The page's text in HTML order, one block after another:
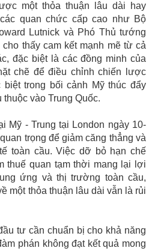
một thỏa thuận lâu dài hay
quan chức cấp cao như Bộ
Lutnick và Phó Thủ tướng
thấy cam kết mạnh mẽ từ cả
đặc biệt là các đồng minh của
chẽ để điều chỉnh chiến lược
trong bối cảnh Mỹ thúc đẩy
vào Trung Quốc.
Mỹ - Trung tại London ngày 10-
trọng để giảm căng thẳng và
toàn cầu. Việc dỡ bỏ hạn chế
thuế quan tạm thời mang lại lợi
ứng và thị trường toàn cầu,
một thỏa thuận lâu dài vẫn là rủi
tư cần chuẩn bị cho khả năng
phán không đạt kết quả mong